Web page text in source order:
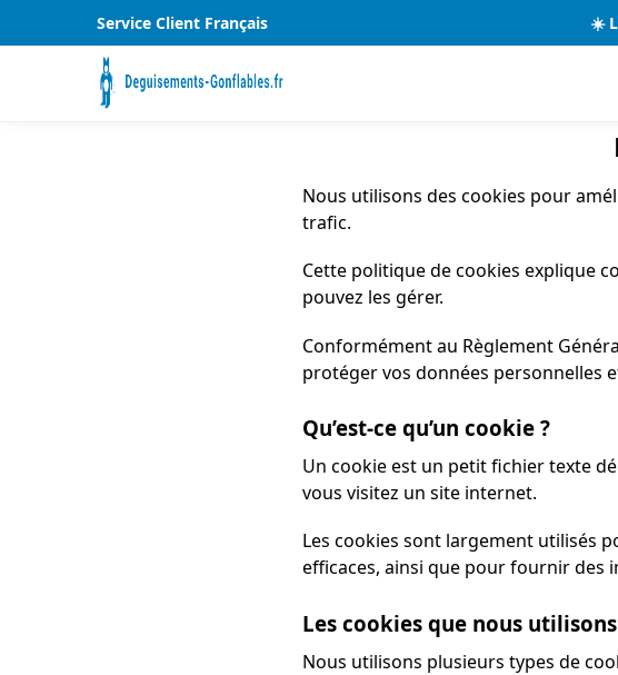
Service Client Français ☀️
Nous utilisons des cookies pour
trafic.
Cette politique de cookies explique
pouvez les gérer.
Conformément au Règlement
protéger vos données personnelles
Qu’est-ce qu’un cookie ?
Un cookie est un petit fichier texte
vous visitez un site internet.
Les cookies sont largement utilisés
efficaces, ainsi que pour fournir
Les cookies que nous
Nous utilisons plusieurs types de